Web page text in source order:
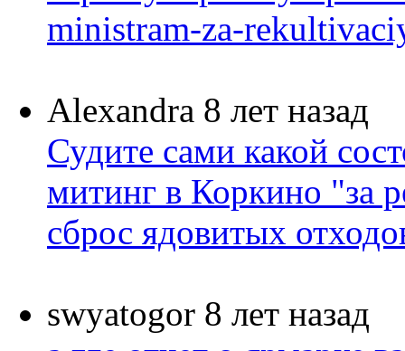
ministram-za-
Alexandra 8 лет назад
Судите сами какой
митинг в Коркино "за
сброс ядовитых
swyatogor 8 лет назад